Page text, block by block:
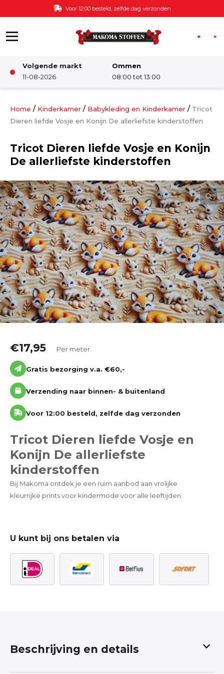
Ga naar de inhoud Voor 12:00 besteld, zelfde dag verzonden
Volgende markt
11-08-2026
Ommen
08:00 tot 13:00
Damesstoffen
Kinderstoffen
Kinderkamer
Katoen
Grootverbruik
Tijdpakker stof
Home / Kinderkamer / Babykleding en Kinderkamer / Tricot
Dieren liefde Vosje en Konijn De allerliefste kinderstoffen
Tricot Dieren liefde Vosje en Konijn
De allerliefste kinderstoffen
€17,95 Per meter
Gratis bezorging v.a. €60,-
Verzending naar binnen- & buitenland
Voor 12:00 besteld, zelfde dag verzonden
Tricot Dieren liefde Vosje en
Konijn De allerliefste
kinderstoffen
Bij Makoma ontdek je een ruim aanbod aan vrolijke
kleurrijke prints voor kindermode voor alle leeftijden
U kunt bij ons betalen via
Beschrijving en details